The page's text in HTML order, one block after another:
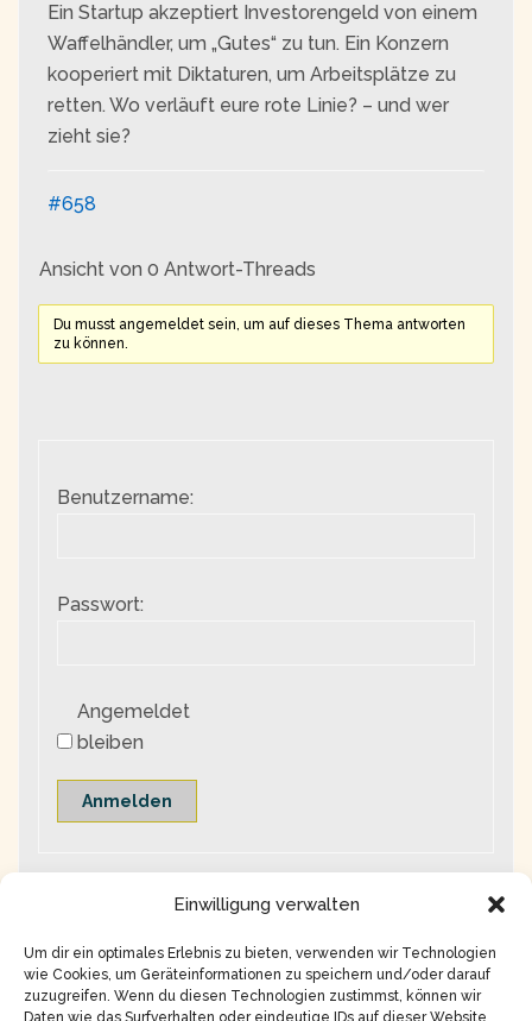
Einwilligung verwalten
Um dir ein optimales Erlebnis zu bieten, verwenden wir Technologien
wie Cookies, um Geräteinformationen zu speichern und/oder darauf
zuzugreifen. Wenn du diesen Technologien zustimmst, können wir
Daten wie das Surfverhalten oder eindeutige IDs auf dieser Website
Ein Startup akzeptiert Investorengeld von einem
Waffelhändler, um „Gutes“ zu tun. Ein Konzern
kooperiert mit Diktaturen, um Arbeitsplätze zu
retten. Wo verläuft eure rote Linie? – und wer
zieht sie?
#658
Ansicht von 0 Antwort-Threads
Du musst angemeldet sein, um auf dieses Thema antworten
zu können.
Benutzername:
Passwort:
Angemeldet
bleiben
Anmelden